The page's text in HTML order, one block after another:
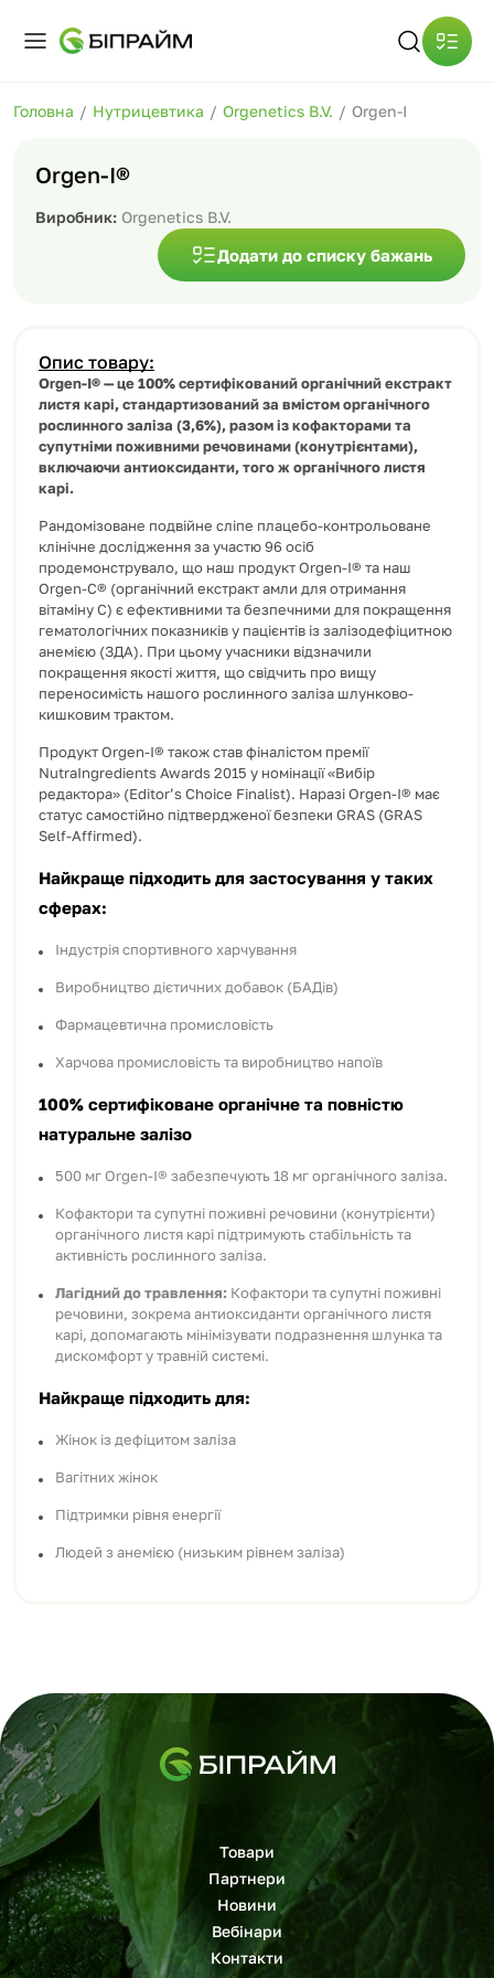
Головна / Нутрицевтика / Orgenetics B.V. / Orgen-I
Orgen-I®
Виробник: Orgenetics B.V.
Додати до списку бажань
Опис товару:
Orgen-I® — це 100% сертифікований органічний екстракт
листя карі, стандартизований за вмістом органічного
рослинного заліза (3,6%), разом із кофакторами та
супутніми поживними речовинами (конутрієнтами),
включаючи антиоксиданти, того ж органічного листя
карі.
Рандомізоване подвійне сліпе плацебо-контрольоване
клінічне дослідження за участю 96 осіб
продемонструвало, що наш продукт Orgen-I® та наш
Orgen-C® (органічний екстракт амли для отримання
вітаміну C) є ефективними та безпечними для покращення
гематологічних показників у пацієнтів із залізодефіцитною
анемією (ЗДА). При цьому учасники відзначили
покращення якості життя, що свідчить про вищу
переносимість нашого рослинного заліза шлунково-
кишковим трактом.
Продукт Orgen-I® також став фіналістом премії
NutraIngredients Awards 2015 у номінації «Вибір
редактора» (Editor’s Choice Finalist). Наразі Orgen-I® має
статус самостійно підтвердженої безпеки GRAS (GRAS
Self-Affirmed).
Найкраще підходить для застосування у таких
сферах:
Індустрія спортивного харчування
Виробництво дієтичних добавок (БАДів)
Фармацевтична промисловість
Харчова промисловість та виробництво напоїв
100% сертифіковане органічне та повністю
натуральне залізо
500 мг Orgen-I® забезпечують 18 мг органічного заліза.
Кофактори та супутні поживні речовини (конутрієнти)
органічного листя карі підтримують стабільність та
активність рослинного заліза.
Лагідний до травлення: Кофактори та супутні поживні
речовини, зокрема антиоксиданти органічного листя
карі, допомагають мінімізувати подразнення шлунка та
дискомфорт у травній системі.
Найкраще підходить для:
Жінок із дефіцитом заліза
Вагітних жінок
Підтримки рівня енергії
Людей з анемією (низьким рівнем заліза)
Товари
Партнери
Новини
Вебінари
Контакти